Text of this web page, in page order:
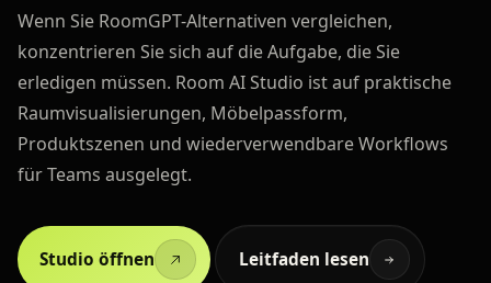
Wenn Sie RoomGPT-Alternativen vergleichen,
konzentrieren Sie sich auf die Aufgabe, die Sie
erledigen müssen. Room AI Studio ist auf praktische
Raumvisualisierungen, Möbelpassform,
Produktszenen und wiederverwendbare Workflows
für Teams ausgelegt.
Studio öffnen Leitfaden lesen